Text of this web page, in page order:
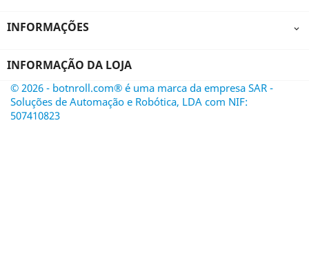
INFORMAÇÕES 
INFORMAÇÃO DA LOJA
© 2026 - botnroll.com® é uma marca da empresa SAR -
Soluções de Automação e Robótica, LDA com NIF:
507410823